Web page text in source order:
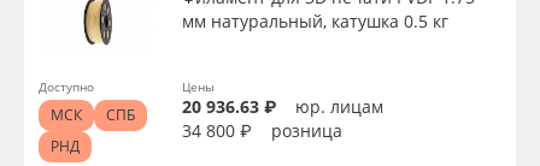
мм натуральный, катушка 0.5 кг
Цены
20 936.63 ₽
юр. лицам
34 800 ₽
розница
Доступно
МСК
СПБ
РНД